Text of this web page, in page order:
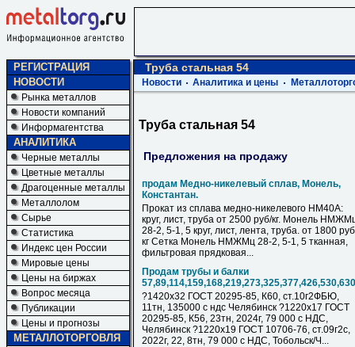
РЕГИСТРАЦИЯ
НОВОСТИ
Рынка металлов
Новости компаний
Информагентства
АНАЛИТИКА
Черные металлы
Цветные металлы
Драгоценные металлы
Металлолом
Сырье
Статистика
Индекс цен России
Мировые цены
Цены на биржах
Вопрос месяца
Публикации
Цены и прогнозы
МЕТАЛЛОТОРГОВЛЯ
Труба стальная 54
Новости Аналитика и цены
Труба стальная 54
Предложения на продажу
продам Медно-никелевый сплав, Монель,
Константан.
Прокат из сплава медно-никелевого НМ40А:
круг, лист, труба от 2500 руб/кг. Монель
28-2, 5-1, 5 круг, лист, лента, труба. от 1800
кг Сетка Монель НМЖМц 28-2, 5-1, 5 тканная,
фильтровая прядковая...
Продам трубы и балки
?1420х32 ГОСТ 20295-85, К60, ст.10г2ФБЮ,
11тн, 135000 с ндс Челябинск ?1220х17 ГОСТ
20295-85, К56, 23тн, 2024г, 79 000 с НДC,
Челябинск ?1220х19 ГОСТ 10706-76, ст.09г2с,
2022г, 22, 8тн, 79 000 с НДC, Тобольск/Ч...